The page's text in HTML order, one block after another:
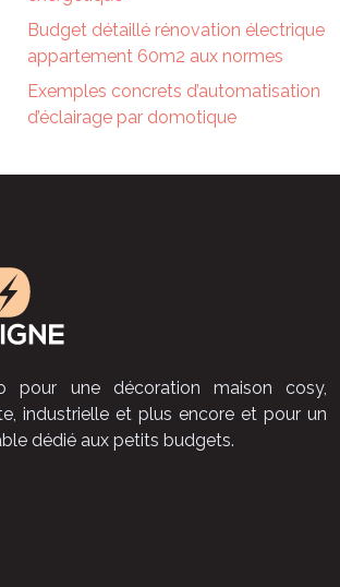
Budget détaillé rénovation électrique
appartement 60m2 aux normes
Exemples concrets d’automatisation
d’éclairage par domotique
pour une décoration maison cosy,
industrielle et plus encore et pour un
dédié aux petits budgets.